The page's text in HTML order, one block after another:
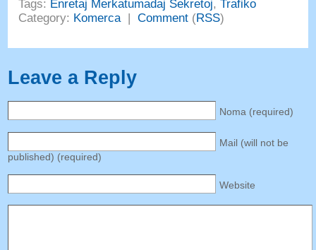
Tags: Enretaj Merkatumadaj Sekretoj,Trafiko
Category: Komerca|Comment (RSS)
Leave a Reply
Noma (required)
Mail (will not be
published) (required)
Website